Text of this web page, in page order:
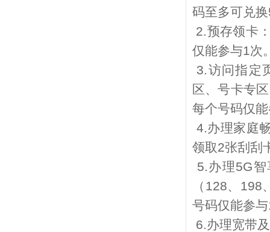
码至多可兑换
2.预存领卡
仅能参与1次
3.访问指定
区、号卡专
每个号码仅
4.办理家庭
领取2张刮刮
5. 办理5G
（ 128、 198
号码仅能参与
6.办理宽带